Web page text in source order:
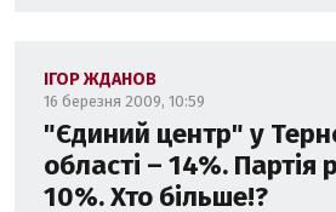
ІГОР ЖДАНОВ
16 березня 2009, 10:59
"Єдиний центр" у
області – 14%. Партія
10%. Хто більше!?